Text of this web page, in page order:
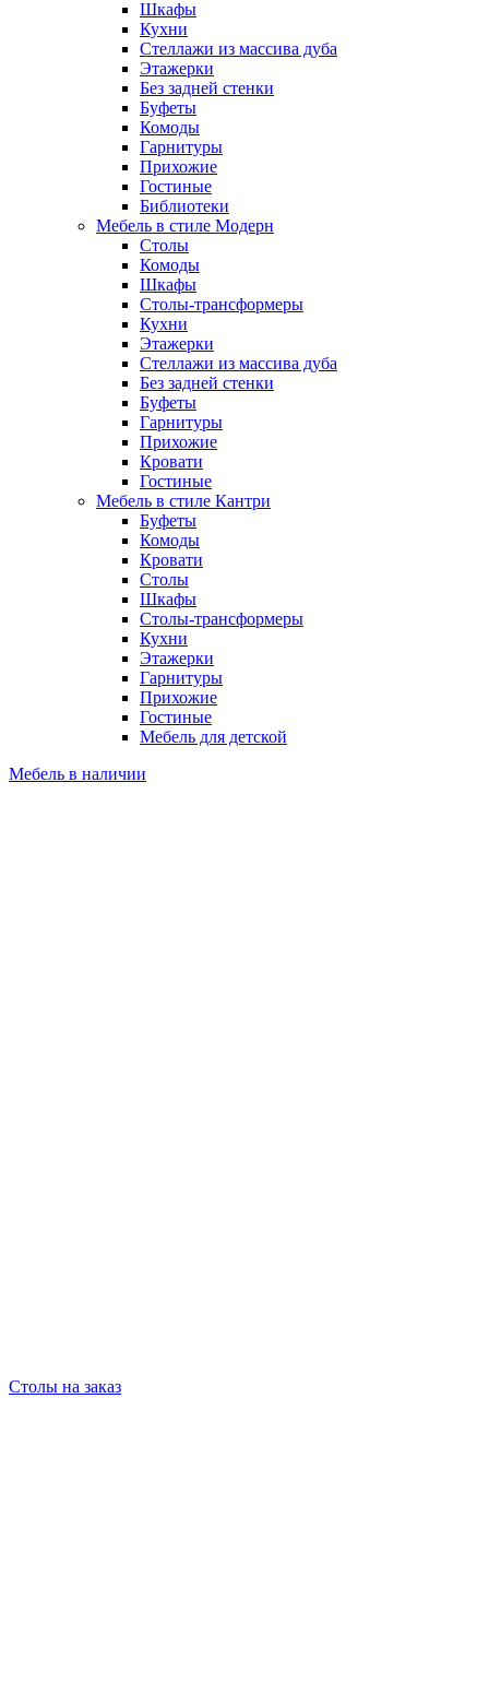
Шкафы
Кухни
Стеллажи из массива дуба
Этажерки
Без задней стенки
Буфеты
Комоды
Гарнитуры
Прихожие
Гостиные
Библиотеки
Мебель в стиле Модерн
Столы
Комоды
Шкафы
Столы-трансформеры
Кухни
Этажерки
Стеллажи из массива дуба
Без задней стенки
Буфеты
Гарнитуры
Прихожие
Кровати
Гостиные
Мебель в стиле Кантри
Буфеты
Комоды
Кровати
Столы
Шкафы
Столы-трансформеры
Кухни
Этажерки
Гарнитуры
Прихожие
Гостиные
Мебель для детской
Мебель в наличии
Столы на заказ